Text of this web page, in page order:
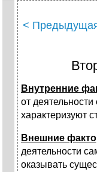
<
Внутренние
от
характеризуют
Внешние
деятельности
оказывать